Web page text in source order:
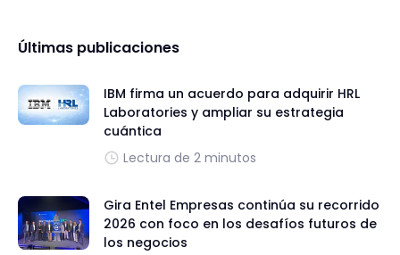
Últimas publicaciones
IBM firma un acuerdo para adquirir HRL
Laboratories y ampliar su estrategia
cuántica
Lectura de 2 minutos
Gira Entel Empresas continúa su recorrido
2026 con foco en los desafíos futuros de
los negocios